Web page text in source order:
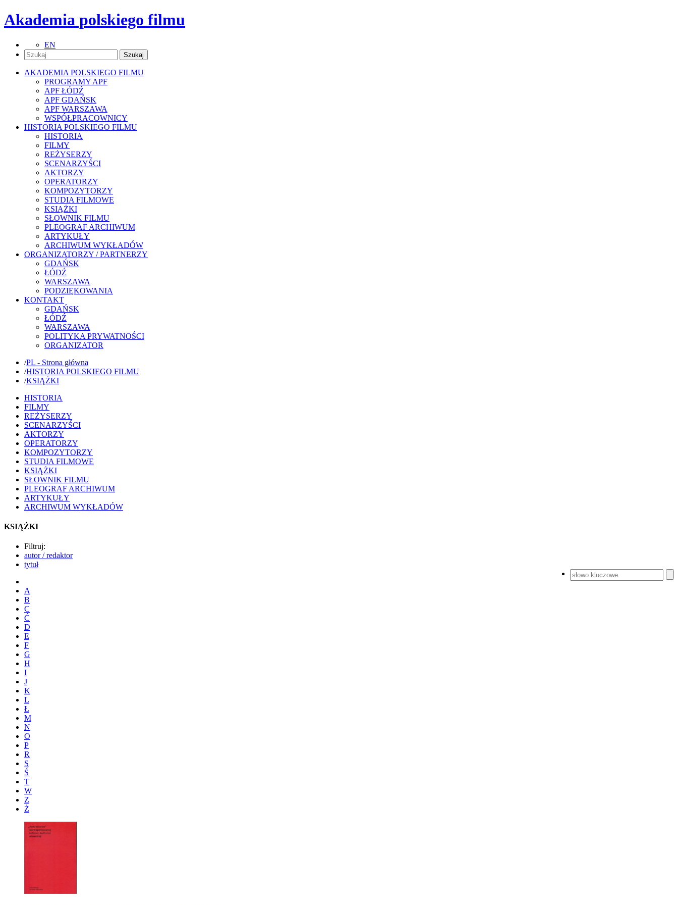
Akademia polskiego filmu
EN
AKADEMIA POLSKIEGO FILMU
PROGRAMY APF
APF ŁÓDŹ
APF GDAŃSK
APF WARSZAWA
WSPÓŁPRACOWNICY
HISTORIA POLSKIEGO FILMU
HISTORIA
FILMY
REŻYSERZY
SCENARZYŚCI
AKTORZY
OPERATORZY
KOMPOZYTORZY
STUDIA FILMOWE
KSIĄŻKI
SŁOWNIK FILMU
PLEOGRAF ARCHIWUM
ARTYKUŁY
ARCHIWUM WYKŁADÓW
ORGANIZATORZY / PARTNERZY
GDAŃSK
ŁÓDŹ
WARSZAWA
PODZIĘKOWANIA
KONTAKT
GDAŃSK
ŁÓDŹ
WARSZAWA
POLITYKA PRYWATNOŚCI
ORGANIZATOR
/PL - Strona główna
/HISTORIA POLSKIEGO FILMU
/KSIĄŻKI
HISTORIA
FILMY
REŻYSERZY
SCENARZYŚCI
AKTORZY
OPERATORZY
KOMPOZYTORZY
STUDIA FILMOWE
KSIĄŻKI
SŁOWNIK FILMU
PLEOGRAF ARCHIWUM
ARTYKUŁY
ARCHIWUM WYKŁADÓW
KSIĄŻKI
Filtruj:
autor / redaktor
tytuł
A
B
C
Ć
D
E
F
G
H
I
J
K
L
Ł
M
N
O
P
R
S
Ś
T
W
Z
Ż